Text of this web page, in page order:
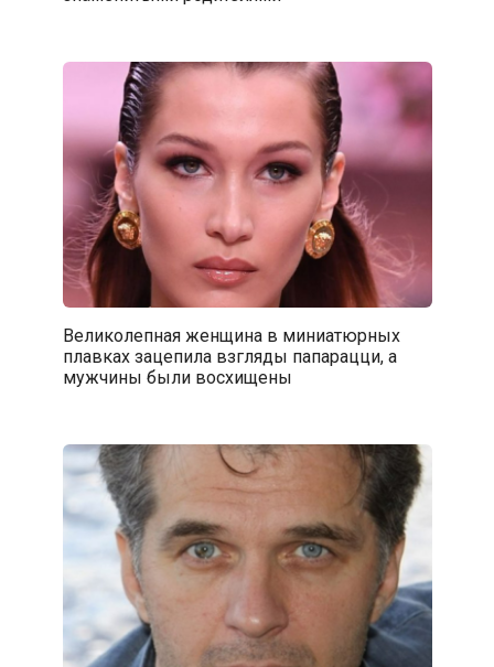
Великолепная женщина в миниатюрных
плавках зацепила взгляды папарацци, а
мужчины были восхищены